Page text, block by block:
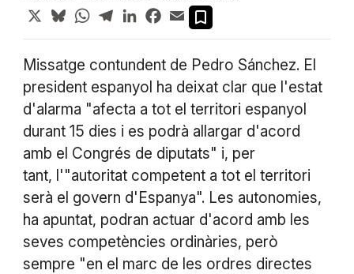
X BlueskyWhatsApp
TelegramLinkedInFacebook
Email
Missatge contundent de Pedro Sánchez. El
president espanyol ha deixat clar que l'estat
d'alarma "afecta a tot el territori espanyol
durant 15 dies i es podrà allargar d'acord
amb el Congrés de diputats" i, per
tant, l'"autoritat competent a tot el territori
serà el govern d'Espanya". Les autonomies,
ha apuntat, podran actuar d'acord amb les
seves competències ordinàries, però
sempre "en el marc de les ordres directes